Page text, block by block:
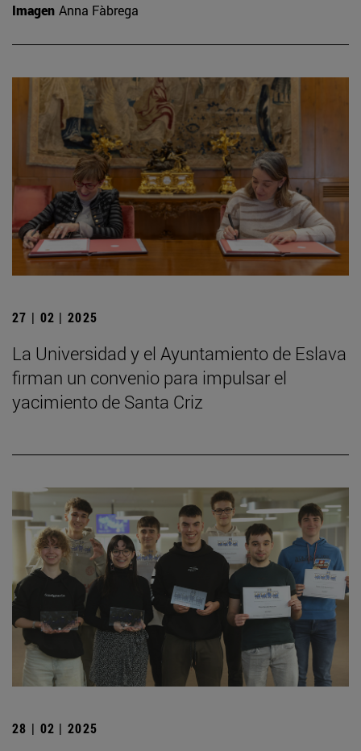
Imagen Anna Fàbrega
27 | 02 | 2025
La Universidad y el Ayuntamiento de Eslava
firman un convenio para impulsar el
yacimiento de Santa Criz
28 | 02 | 2025